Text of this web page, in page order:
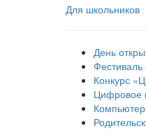
Для школьников
День
Фестиваль
Конкурс
Цифровое